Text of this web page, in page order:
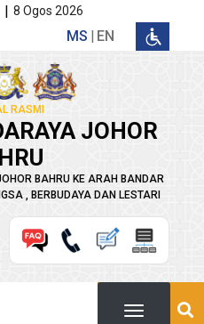
| 8 Ogos 2026
MS EN
RASMI
JOHOR
BAHRU KE ARAH BANDAR
, BERBUDAYA DAN LESTARI